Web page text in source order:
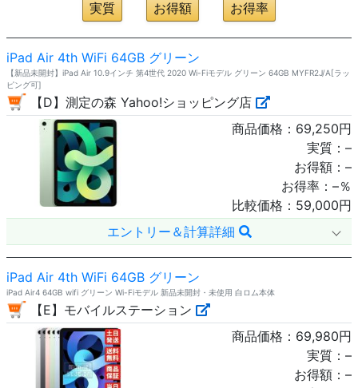
iPad Air 4th WiFi 64GB グリーン
【新品未開封】iPad Air 10.9インチ 第4世代 2020 Wi-Fiモデル グリーン 64GB MYFR2J/A[ラッ
ピング可]
【D】測定の森 Yahoo!ショッピング店
商品価格： 69,250円
実質： –
お得額： –
お得率： –％
比較価格： 59,000円
エントリー＆計算詳細
iPad Air 4th WiFi 64GB グリーン
iPad Air4 64GB wifi グリーン Wi-Fiモデル 新品未開封・未使用 白ロム本体
【E】モバイルステーション
商品価格： 69,980円
実質： –
お得額： –